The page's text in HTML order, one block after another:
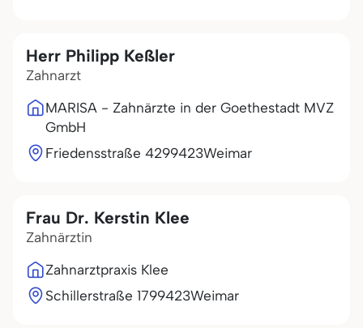
Herr Philipp Keßler
Zahnarzt
MARISA - Zahnärzte in der Goethestadt MVZ
GmbH
Friedensstraße 4299423Weimar
Frau Dr. Kerstin Klee
Zahnärztin
Zahnarztpraxis Klee
Schillerstraße 1799423Weimar